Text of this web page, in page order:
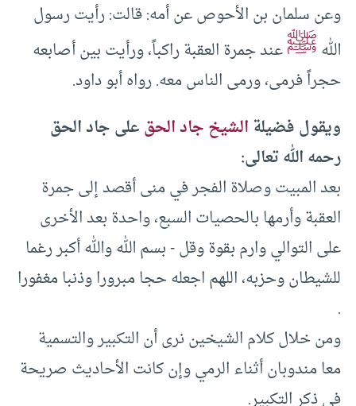
وعن سلمان بن الأحوص عن أمه: قالت: رأيت رسول
اللهﷺعند جمرة العقبة راكباً، ورأيت بين أصابعه
حجراً فرمى، ورمى الناس معه. رواه أبو داود.
ويقول فضيلةالشيخ جاد الحقعلى جاد الحق
رحمه الله تعالى:
بعد المبيت وصلاة الفجر في منى أقصد إلى جمرة
العقبة وأرمها بالحصيات السبع، واحدة بعد الأخرى
على التوالي وارم بقوة وقل -‏ بسم الله والله أكبر رغما
للشيطان وحزبه، اللهم اجعله حجا مبرورا وذنبا مغفورا
.‏
ومن خلال كلام الشيخين نرى أن التكبير والتسمية
معا مندوبان أثناء الرمي وإن كانت الأحاديث صريحة
في ذكر التكبير.